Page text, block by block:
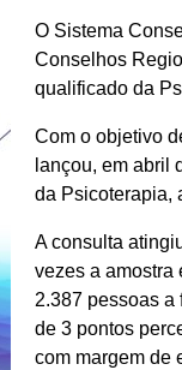
O Sistema
Conselhos
qualificado da
Com o objetivo
lançou, em abril
da Psicoterapia,
A consulta
vezes a amostra
2.387 pessoas a
de 3 pontos
com margem de